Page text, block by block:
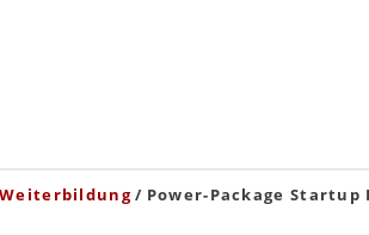
Weiterbildung Power-Package